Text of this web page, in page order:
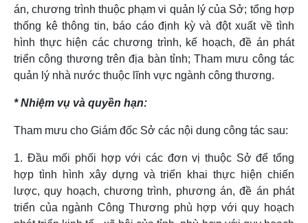
án, chương trình thuộc phạm vi quản lý của Sở; tổng hợp
thống kê thông tin, báo cáo định kỳ và đột xuất về tình
hình thực hiện các chương trình, kế hoạch, đề án phát
triển công thương trên địa bàn tỉnh; Tham mưu công tác
quản lý nhà nước thuộc lĩnh vực ngành công thương.
* Nhiệm vụ và quyền hạn:
Tham mưu cho Giám đốc Sở các nội dung công tác sau:
1. Đầu mối phối hợp với các đơn vị thuộc Sở để tổng
hợp tình hình xây dựng và triển khai thực hiện chiến
lược, quy hoạch, chương trình, phương án, đề án phát
triển của ngành Công Thương phù hợp với quy hoạch